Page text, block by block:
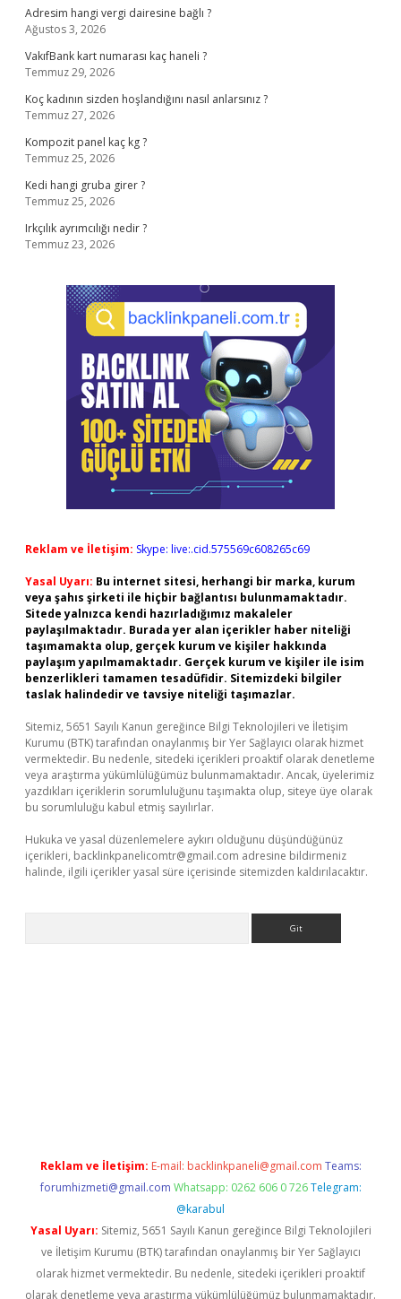
Adresim hangi vergi dairesine bağlı ?
Ağustos 3, 2026
VakıfBank kart numarası kaç haneli ?
Temmuz 29, 2026
Koç kadının sizden hoşlandığını nasıl anlarsınız ?
Temmuz 27, 2026
Kompozit panel kaç kg ?
Temmuz 25, 2026
Kedi hangi gruba girer ?
Temmuz 25, 2026
Irkçılık ayrımcılığı nedir ?
Temmuz 23, 2026
Reklam ve İletişim: Skype: live:.cid.575569c608265c69
Yasal Uyarı: Bu internet sitesi, herhangi bir marka, kurum
veya şahıs şirketi ile hiçbir bağlantısı bulunmamaktadır.
Sitede yalnızca kendi hazırladığımız makaleler
paylaşılmaktadır. Burada yer alan içerikler haber niteliği
taşımamakta olup, gerçek kurum ve kişiler hakkında
paylaşım yapılmamaktadır. Gerçek kurum ve kişiler ile isim
benzerlikleri tamamen tesadüfidir. Sitemizdeki bilgiler
taslak halindedir ve tavsiye niteliği taşımazlar.
Sitemiz, 5651 Sayılı Kanun gereğince Bilgi Teknolojileri ve İletişim
Kurumu (BTK) tarafından onaylanmış bir Yer Sağlayıcı olarak hizmet
vermektedir. Bu nedenle, sitedeki içerikleri proaktif olarak denetleme
veya araştırma yükümlülüğümüz bulunmamaktadır. Ancak, üyelerimiz
yazdıkları içeriklerin sorumluluğunu taşımakta olup, siteye üye olarak
bu sorumluluğu kabul etmiş sayılırlar.
Hukuka ve yasal düzenlemelere aykırı olduğunu düşündüğünüz
içerikleri, backlinkpanelicomtr@gmail.com adresine bildirmeniz
halinde, ilgili içerikler yasal süre içerisinde sitemizden kaldırılacaktır.
Reklam ve İletişim: E-mail: backlinkpaneli@gmail.com Teams:
forumhizmeti@gmail.com Whatsapp: 0262 606 0 726 Telegram:
@karabul
Yasal Uyarı: Sitemiz, 5651 Sayılı Kanun gereğince Bilgi Teknolojileri
ve İletişim Kurumu (BTK) tarafından onaylanmış bir Yer Sağlayıcı
olarak hizmet vermektedir. Bu nedenle, sitedeki içerikleri proaktif
olarak denetleme veya araştırma yükümlülüğümüz bulunmamaktadır.